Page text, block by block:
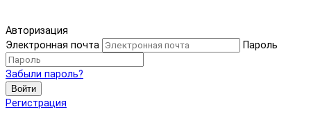
Авторизация
Электронная почта
Пароль
Забыли пароль?
Войти
Регистрация